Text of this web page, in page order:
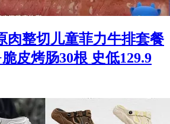
肉整切儿童菲力牛排套餐
皮烤肠30根 史低129.9